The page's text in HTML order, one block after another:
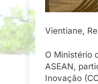
Vientiane,
O Ministério
ASEAN,
Inovação